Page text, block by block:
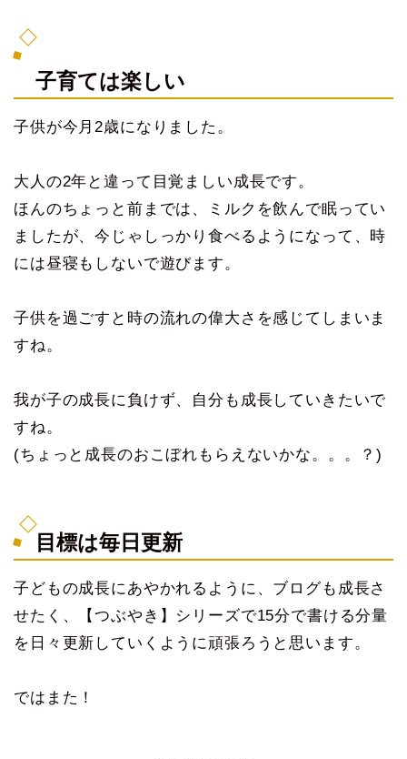
子育ては楽しい
子供が今月2歳になりました。
大人の2年と違って目覚ましい成長です。
ほんのちょっと前までは、ミルクを飲んで眠ってい
ましたが、今じゃしっかり食べるようになって、時
には昼寝もしないで遊びます。
子供を過ごすと時の流れの偉大さを感じてしまいま
すね。
我が子の成長に負けず、自分も成長していきたいで
すね。
(ちょっと成長のおこぼれもらえないかな。。。？)
目標は毎日更新
子どもの成長にあやかれるように、ブログも成長さ
せたく、【つぶやき】シリーズで15分で書ける分量
を日々更新していくように頑張ろうと思います。
ではまた！